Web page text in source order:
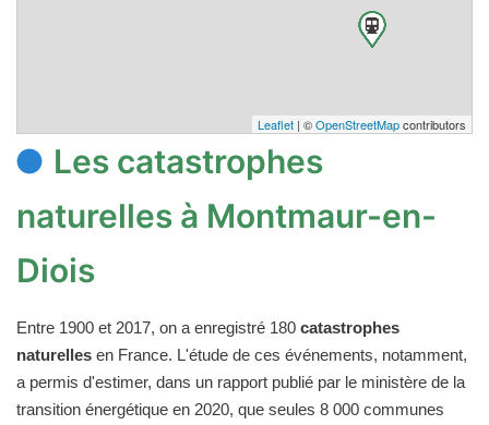
Leaflet | ©OpenStreetMapcontributors
Les catastrophes
naturelles à Montmaur-en-
Diois
Entre 1900 et 2017, on a enregistré 180 catastrophes
naturelles en France. L'étude de ces événements, notamment,
a permis d'estimer, dans un rapport publié par le ministère de la
transition énergétique en 2020, que seules 8 000 communes